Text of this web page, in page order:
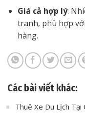
Giá cả hợp lý:
tranh, phù hợp
hàng.
Các bài viết khác:
Thuê Xe Du Lịch Tại